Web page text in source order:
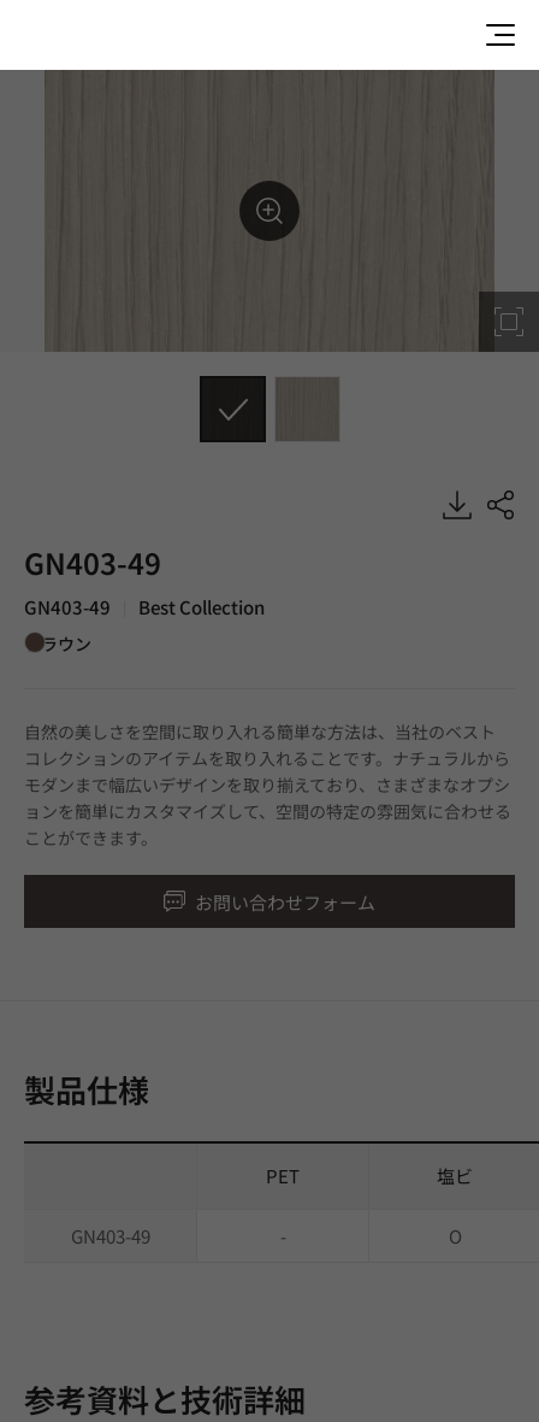
GN403-49
GN403-49 Best Collection
ブラウン
自然の美しさを空間に取り入れる簡単な方法は、当社のベスト
コレクションのアイテムを取り入れることです。ナチュラルから
モダンまで幅広いデザインを取り揃えており、さまざまなオプシ
ョンを簡単にカスタマイズして、空間の特定の雰囲気に合わせる
ことができます。
お問い合わせフォーム
製品仕様
PET 塩ビ
GN403-49 - O
参考資料と技術詳細